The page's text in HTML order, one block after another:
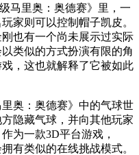
马里奥：奥德赛》里，一
家则可以控制帽子凯皮。
也有一个尚未展示过实际
类似的方式扮演有限的角
，这也就解释了它被如此
奥：奥德赛》中的气球世
隐藏气球，并向其他玩家
为一款3D平台游戏，
有类似的在线挑战模式。